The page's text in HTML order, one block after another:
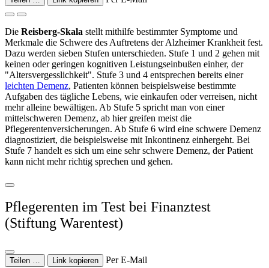
Die Reisberg-Skala stellt mithilfe bestimmter Symptome und
Merkmale die Schwere des Auftretens der Alzheimer Krankheit fest.
Dazu werden sieben Stufen unterschieden. Stufe 1 und 2 gehen mit
keinen oder geringen kognitiven Leistungseinbußen einher, der
"Altersvergesslichkeit". Stufe 3 und 4 entsprechen bereits einer
leichten Demenz, Patienten können beispielsweise bestimmte
Aufgaben des tägliche Lebens, wie einkaufen oder verreisen, nicht
mehr alleine bewältigen. Ab Stufe 5 spricht man von einer
mittelschweren Demenz, ab hier greifen meist die
Pflegerentenversicherungen. Ab Stufe 6 wird eine schwere Demenz
diagnostiziert, die beispielsweise mit Inkontinenz einhergeht. Bei
Stufe 7 handelt es sich um eine sehr schwere Demenz, der Patient
kann nicht mehr richtig sprechen und gehen.
Pflegerenten im Test bei Finanztest
(Stiftung Warentest)
Teilen … Link kopieren Per E-Mail